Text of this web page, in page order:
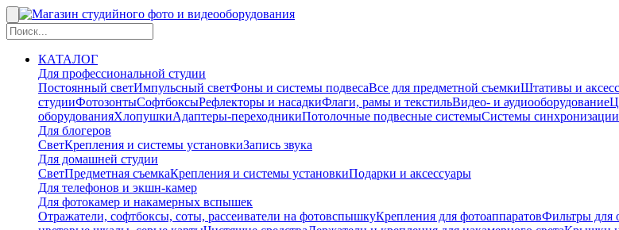
КАТАЛОГ
Для профессиональной студии
Постоянный светИмпульсный светФоны и системы подвесаВсе для предметной съемкиШтативы и
студииФотозонтыСофтбоксыРефлекторы и насадкиФлаги, рамы и текстильВидео- и аудиооборудование
оборудованияХлопушкиАдаптеры-переходникиПотолочные подвесные системыСистемы
Для блогеров
СветКрепления и системы установкиЗапись звука
Для домашней студии
СветПредметная съемкаКрепления и системы установкиПодарки и аксессуары
Для телефонов и экшн-камер
Для фотокамер и накамерных вспышек
Отражатели, софтбоксы, соты, рассеиватели на фотовспышкуКрепления для фотоаппаратовФильтры для